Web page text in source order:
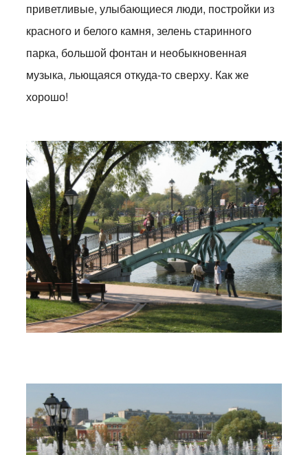
приветливые, улыбающиеся люди, постройки из
красного и белого камня, зелень старинного
парка, большой фонтан и необыкновенная
музыка, льющаяся откуда-то сверху. Как же
хорошо!